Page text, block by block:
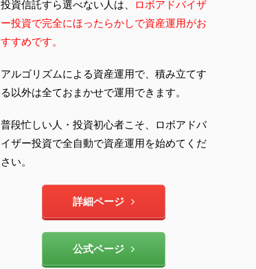
投資信託すら選べない人は、
ロボアドバイザ
ー投資で完全にほったらかしで資産運用がお
すすめです。
アルゴリズムによる資産運用で、積み立てす
る以外は全ておまかせで運用できます。
普段忙しい人・投資初心者こそ、ロボアドバ
イザー投資で全自動で資産運用を始めてくだ
さい。
詳細ページ
公式ページ